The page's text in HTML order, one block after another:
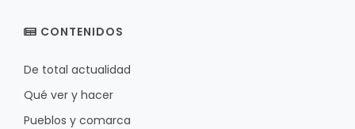
CONTENIDOS
De total actualidad
Qué ver y hacer
Pueblos y comarca